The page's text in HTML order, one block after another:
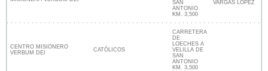
SAN
ANTONIO
KM. 3,500
VARGAS LOPEZ
CENTRO MISIONERO
VERBUM DEI
CATÓLICOS
CARRETERA
DE
LOECHES A
VELILLA DE
SAN
ANTONIO
KM. 3,500